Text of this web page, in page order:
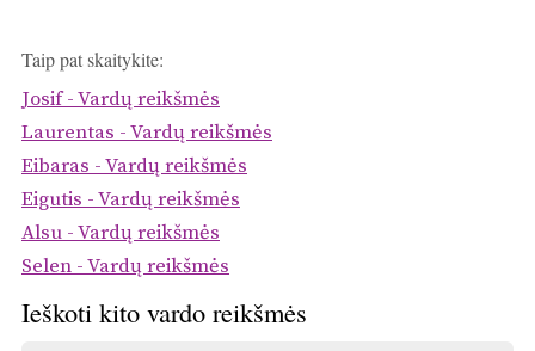
Taip pat skaitykite:
Josif - Vardų reikšmės
Laurentas - Vardų reikšmės
Eibaras - Vardų reikšmės
Eigutis - Vardų reikšmės
Alsu - Vardų reikšmės
Selen - Vardų reikšmės
Ieškoti kito vardo reikšmės